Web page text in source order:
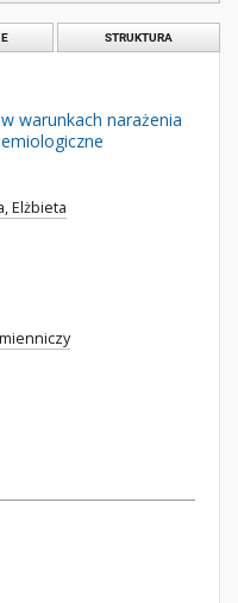
STRUKTURA
warunkach narażenia
Elżbieta